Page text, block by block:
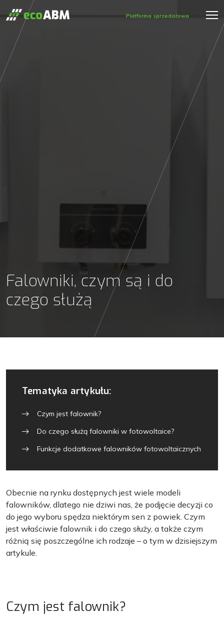
Platforma sprzedażowa
Falowniki, czym są i do
czego służą
Tematyka artykułu:
Czym jest falownik?
Do czego służą falowniki w fotowoltaice?
Funkcje dodatkowe falowników fotowoltaicznych
Obecnie na rynku dostępnych jest wiele modeli
falowników, dlatego nie dziwi nas, że podjęcie decyzji co
do jego wyboru spędza niektórym sen z powiek. Czym
jest właściwie falownik i do czego służy, a także czym
różnią się poszczególne ich rodzaje – o tym w dzisiejszym
artykule.
Czym jest falownik?